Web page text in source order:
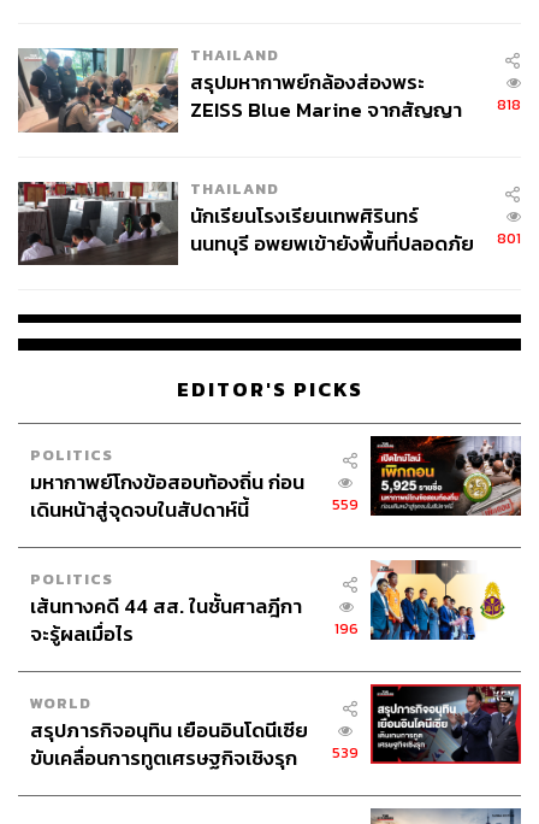
THAILAND
สรุปมหากาพย์กล้องส่องพระ
ZEISS Blue Marine จากสัญญา
จ่ายหนี้-แอบระบุแบรนด์
818
THAILAND
นักเรียนโรงเรียนเทพศิรินทร์
นนทบุรี อพยพเข้ายังพื้นที่ปลอดภัย
801
EDITOR'S PICKS
POLITICS
มหากาพย์โกงข้อสอบท้องถิ่น ก่อน
เดินหน้าสู่จุดจบในสัปดาห์นี้
559
POLITICS
เส้นทางคดี 44 สส. ในชั้นศาลฎีกา
จะรู้ผลเมื่อไร
196
WORLD
สรุปภารกิจอนุทิน เยือนอินโดนีเซีย
ขับเคลื่อนการทูตเศรษฐกิจเชิงรุก
539